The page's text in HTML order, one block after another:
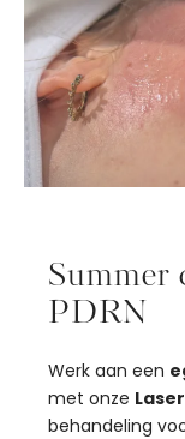
Summer
PDRN
Werk aan een
met onze
behandeling